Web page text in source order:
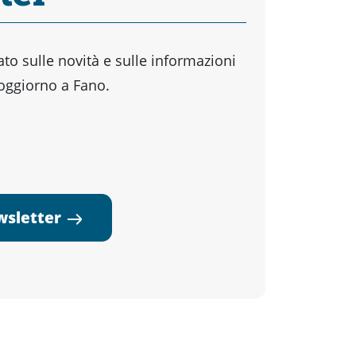
sulle novità e sulle informazioni
a Fano.